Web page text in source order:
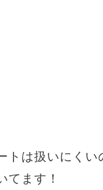
トは扱いにくい
てます！